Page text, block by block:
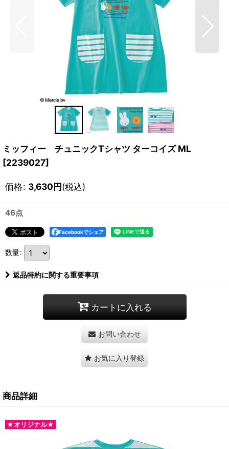
ミッフィー チュニックTシャツ ターコイズ ML
[2239027]
価格: 3,630円(税込)
46点
Facebookでシェア
数量:
返品特約に関する重要事項
カートに入れる
お問い合わせ
お気に入り登録
商品詳細
★オリジナル★